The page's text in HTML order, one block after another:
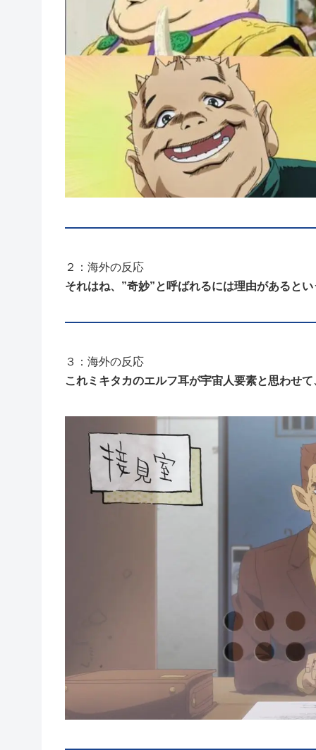
２：海外の反応
それはね、”奇妙”と呼ばれるには理由があると
３：海外の反応
これミキタカのエルフ耳が宇宙人要素と思わせ